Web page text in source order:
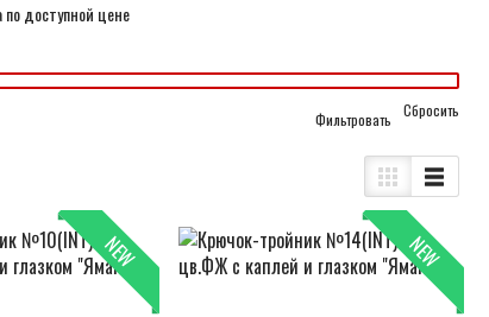
доступной цене
Cбросить
NEW NEW